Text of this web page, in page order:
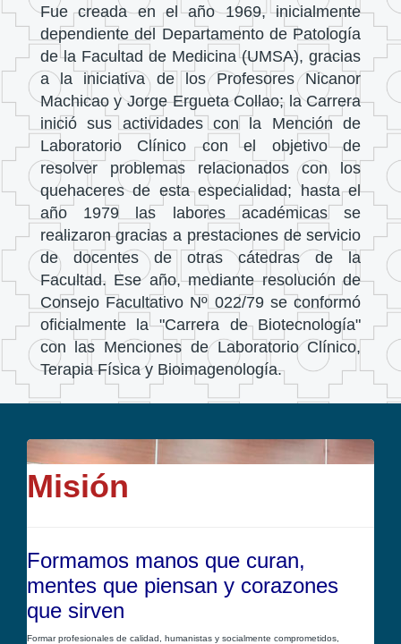
Fue creada en el año 1969, inicialmente
dependiente del Departamento de Patología
de la Facultad de Medicina (UMSA), gracias
a la iniciativa de los Profesores Nicanor
Machicao y Jorge Ergueta Collao; la Carrera
inició sus actividades con la Mención de
Laboratorio Clínico con el objetivo de
resolver problemas relacionados con los
quehaceres de esta especialidad; hasta el
año 1979 las labores académicas se
realizaron gracias a prestaciones de servicio
de docentes de otras cátedras de la
Facultad. Ese año, mediante resolución de
Consejo Facultativo Nº 022/79 se conformó
oficialmente la "Carrera de Biotecnología"
con las Menciones de Laboratorio Clínico,
Terapia Física y Bioimagenología.
Misión
Formamos manos que curan,
mentes que piensan y corazones
que sirven
Formar profesionales de calidad, humanistas y socialmente comprometidos,